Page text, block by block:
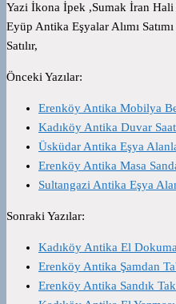
Yazi İkona İpek ,Sumak İran
Eyüp Antika Eşyalar Alımı
Satılır,
Önceki Yazılar:
Erenköy Antika Mobilya
Kadıköy Antika Duvar
Üsküdar Antika Eşya
Erenköy Antika Masa
Sultangazi Antika Eşya
Sonraki Yazılar:
Kadıköy Antika El
Erenköy Antika Şamdan
Erenköy Antika Sandık